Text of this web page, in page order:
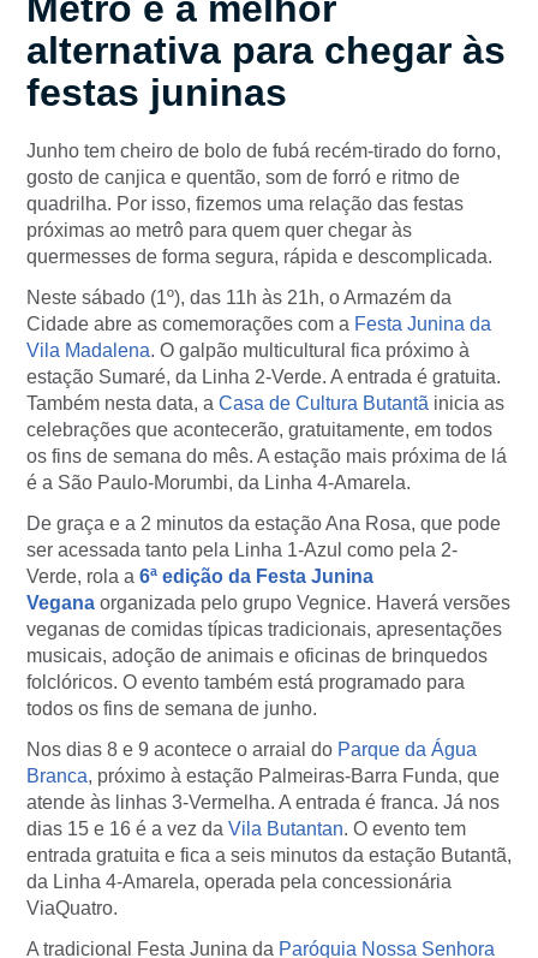
alternativa para chegar às
festas juninas
Junho tem cheiro de bolo de fubá recém-tirado do forno,
gosto de canjica e quentão, som de forró e ritmo de
quadrilha. Por isso, fizemos uma relação das festas
próximas ao metrô para quem quer chegar às
quermesses de forma segura, rápida e descomplicada.
Neste sábado (1º), das 11h às 21h, o Armazém da
Cidade abre as comemorações com a Festa Junina da
Vila Madalena. O galpão multicultural fica próximo à
estação Sumaré, da Linha 2-Verde. A entrada é gratuita.
Também nesta data, a Casa de Cultura Butantã inicia as
celebrações que acontecerão, gratuitamente, em todos
os fins de semana do mês. A estação mais próxima de lá
é a São Paulo-Morumbi, da Linha 4-Amarela.
De graça e a 2 minutos da estação Ana Rosa, que pode
ser acessada tanto pela Linha 1-Azul como pela 2-
Verde, rola a 6ª edição da Festa Junina
Vegana organizada pelo grupo Vegnice. Haverá versões
veganas de comidas típicas tradicionais, apresentações
musicais, adoção de animais e oficinas de brinquedos
folclóricos. O evento também está programado para
todos os fins de semana de junho.
Nos dias 8 e 9 acontece o arraial do Parque da Água
Branca, próximo à estação Palmeiras-Barra Funda, que
atende às linhas 3-Vermelha. A entrada é franca. Já nos
dias 15 e 16 é a vez da Vila Butantan. O evento tem
entrada gratuita e fica a seis minutos da estação Butantã,
da Linha 4-Amarela, operada pela concessionária
ViaQuatro.
A tradicional Festa Junina da Paróquia Nossa Senhora